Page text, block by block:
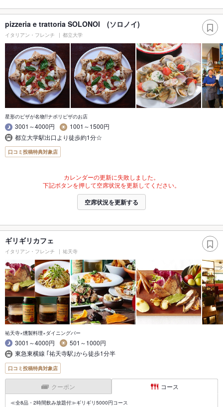
pizzeria e trattoria SOLONOI (ソロノイ)
イタリアン・フレンチ 都立大学
星形のピザが名物!!ナポリピザのお店
3001～4000円
1001～1500円
都立大学駅出口より徒歩約1分☆
口コミ投稿特典対象店
カレンダーの更新に失敗しました。
下記ボタンを押して空席状況を更新してください。
空席状況を更新する
ギリギリカフェ
イタリアン・フレンチ 祐天寺
祐天寺×燻製料理×ダイニングバー
3001～4000円
501～1000円
東急東横線 ｢祐天寺駅｣から徒歩1分半
口コミ投稿特典対象店
クーポン コース
≪全8品・2時間飲み放題付≫ギリギリ5000円コース